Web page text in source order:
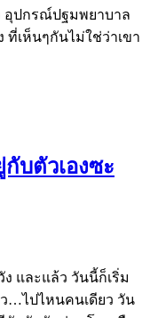
อุปกรณ์ปฐมพยาบาล
ที่เห็นๆกันไม่ใช่ว่าเขา
บตัวเองซะ
และแล้ว วันนี้ก็เริ่ม
…ไปไหนคนเดียว วัน